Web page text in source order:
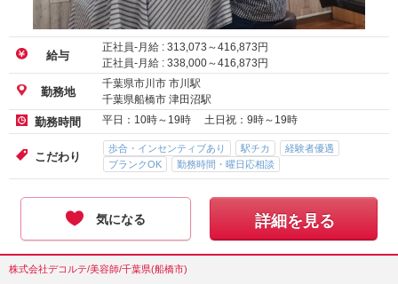
給与
正社員-月給 : 313,073 ～416,873 円
正社員-月給 : 338,000～416,873 円
勤務地
千葉県市川市 市川駅
千葉県船橋市 津田沼駅
勤務時間 平日：10時～19時 土日祝：9時～19時
こだわり
歩合・インセンティブあり 駅チカ
経験者優遇
ブランクOK
勤務時間・曜日応相談
気になる 詳細を見る
株式会社デコルテ/美容師/千葉県(船橋市)